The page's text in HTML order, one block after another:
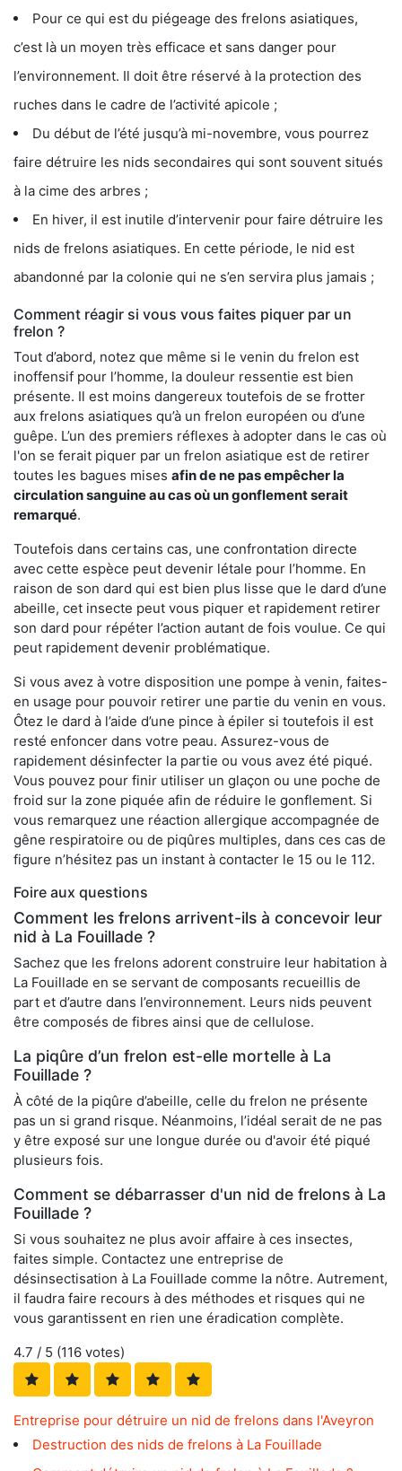
Pour ce qui est du piégeage des frelons asiatiques,
c’est là un moyen très efficace et sans danger pour
l’environnement. Il doit être réservé à la protection des
ruches dans le cadre de l’activité apicole ;
Du début de l’été jusqu’à mi-novembre, vous pourrez
faire détruire les nids secondaires qui sont souvent situés
à la cime des arbres ;
En hiver, il est inutile d’intervenir pour faire détruire les
nids de frelons asiatiques. En cette période, le nid est
abandonné par la colonie qui ne s’en servira plus jamais ;
Comment réagir si vous vous faites piquer par un
frelon ?
Tout d’abord, notez que même si le venin du frelon est
inoffensif pour l’homme, la douleur ressentie est bien
présente. Il est moins dangereux toutefois de se frotter
aux frelons asiatiques qu’à un frelon européen ou d’une
guêpe. L’un des premiers réflexes à adopter dans le cas où
l'on se ferait piquer par un frelon asiatique est de retirer
toutes les bagues mises afin de ne pas empêcher la
circulation sanguine au cas où un gonflement serait
remarqué.
Toutefois dans certains cas, une confrontation directe
avec cette espèce peut devenir létale pour l’homme. En
raison de son dard qui est bien plus lisse que le dard d’une
abeille, cet insecte peut vous piquer et rapidement retirer
son dard pour répéter l’action autant de fois voulue. Ce qui
peut rapidement devenir problématique.
Si vous avez à votre disposition une pompe à venin, faites-
en usage pour pouvoir retirer une partie du venin en vous.
Ôtez le dard à l’aide d’une pince à épiler si toutefois il est
resté enfoncer dans votre peau. Assurez-vous de
rapidement désinfecter la partie ou vous avez été piqué.
Vous pouvez pour finir utiliser un glaçon ou une poche de
froid sur la zone piquée afin de réduire le gonflement. Si
vous remarquez une réaction allergique accompagnée de
gêne respiratoire ou de piqûres multiples, dans ces cas de
figure n’hésitez pas un instant à contacter le 15 ou le 112.
Foire aux questions
Comment les frelons arrivent-ils à concevoir leur
nid à La Fouillade ?
Sachez que les frelons adorent construire leur habitation à
La Fouillade en se servant de composants recueillis de
part et d’autre dans l’environnement. Leurs nids peuvent
être composés de fibres ainsi que de cellulose.
La piqûre d’un frelon est-elle mortelle à La
Fouillade ?
À côté de la piqûre d’abeille, celle du frelon ne présente
pas un si grand risque. Néanmoins, l’idéal serait de ne pas
y être exposé sur une longue durée ou d'avoir été piqué
plusieurs fois.
Comment se débarrasser d'un nid de frelons à La
Fouillade ?
Si vous souhaitez ne plus avoir affaire à ces insectes,
faites simple. Contactez une entreprise de
désinsectisation à La Fouillade comme la nôtre. Autrement,
il faudra faire recours à des méthodes et risques qui ne
vous garantissent en rien une éradication complète.
4.7 / 5 (116 votes)
Entreprise pour détruire un nid de frelons dans l'Aveyron
Destruction des nids de frelons à La Fouillade